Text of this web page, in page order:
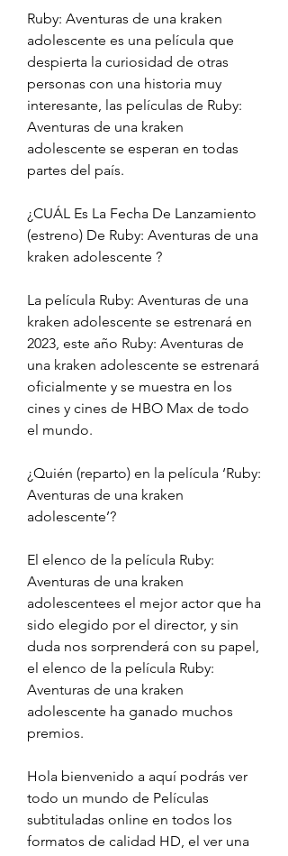
Ruby: Aventuras de una kraken
adolescente es una película que
despierta la curiosidad de otras
personas con una historia muy
interesante, las películas de Ruby:
Aventuras de una kraken
adolescente se esperan en todas
partes del país.
¿CUÁL Es La Fecha De Lanzamiento
(estreno) De Ruby: Aventuras de una
kraken adolescente ?
La película Ruby: Aventuras de una
kraken adolescente se estrenará en
2023, este año Ruby: Aventuras de
una kraken adolescente se estrenará
oficialmente y se muestra en los
cines y cines de HBO Max de todo
el mundo.
¿Quién (reparto) en la película ‘Ruby:
Aventuras de una kraken
adolescente’?
El elenco de la película Ruby:
Aventuras de una kraken
adolescentees el mejor actor que ha
sido elegido por el director, y sin
duda nos sorprenderá con su papel,
el elenco de la película Ruby:
Aventuras de una kraken
adolescente ha ganado muchos
premios.
Hola bienvenido a aquí podrás ver
todo un mundo de Películas
subtituladas online en todos los
formatos de calidad HD, el ver una